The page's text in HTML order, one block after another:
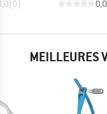
(0) 0,0
MEILLEURES